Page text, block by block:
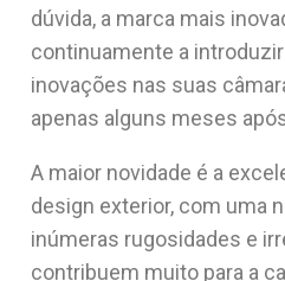
dúvida, a marca mais
continuamente a
inovações nas suas
apenas alguns meses
A maior novidade é a
design exterior, com uma
inúmeras rugosidades e
contribuem muito para a